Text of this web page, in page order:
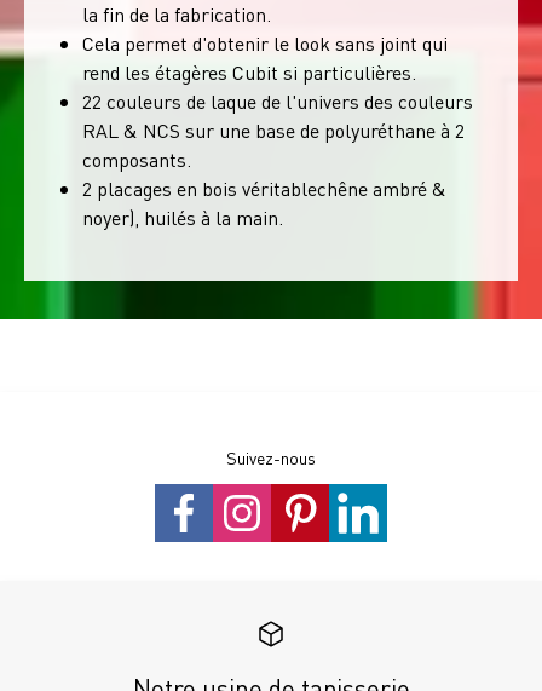
la fin de la fabrication.
Cela permet d'obtenir le look sans joint qui
rend les étagères Cubit si particulières.
22 couleurs de laque de l'univers des couleurs
RAL & NCS sur une base de polyuréthane à 2
composants.
2 placages en bois véritablechêne ambré &
noyer), huilés à la main.
Suivez-nous